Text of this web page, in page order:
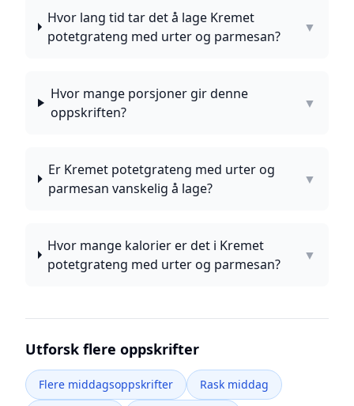
Hvor lang tid tar det å lage Kremet
potetgrateng med urter og parmesan?
▼
Hvor mange porsjoner gir denne
oppskriften?
▼
Er Kremet potetgrateng med urter og
parmesan vanskelig å lage?
▼
Hvor mange kalorier er det i Kremet
potetgrateng med urter og parmesan?
▼
Utforsk flere oppskrifter
Flere middagsoppskrifter
Rask middag